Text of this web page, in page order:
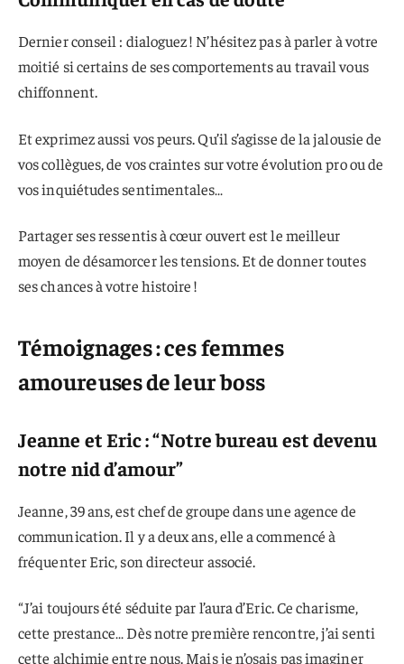
Dernier conseil : dialoguez ! N’hésitez pas à parler à votre
moitié si certains de ses comportements au travail vous
chiffonnent.
Et exprimez aussi vos peurs. Qu’il s’agisse de la jalousie de
vos collègues, de vos craintes sur votre évolution pro ou de
vos inquiétudes sentimentales…
Partager ses ressentis à cœur ouvert est le meilleur
moyen de désamorcer les tensions. Et de donner toutes
ses chances à votre histoire !
Témoignages : ces femmes
amoureuses de leur boss
Jeanne et Eric : “Notre bureau est devenu
notre nid d’amour”
Jeanne, 39 ans, est chef de groupe dans une agence de
communication. Il y a deux ans, elle a commencé à
fréquenter Eric, son directeur associé.
“J’ai toujours été séduite par l’aura d’Eric. Ce charisme,
cette prestance… Dès notre première rencontre, j’ai senti
cette alchimie entre nous. Mais je n’osais pas imaginer